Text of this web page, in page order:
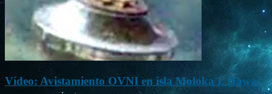
Vídeo: Avistamiento OVNI en isla Moloka´i, Hawai